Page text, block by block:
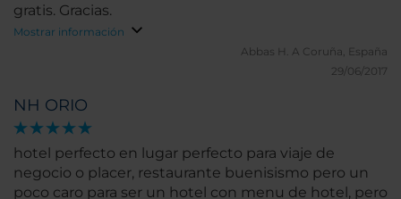
NH ORIO
hotel perfecto en lugar perfecto para viaje de
negocio o placer, restaurante buenisismo pero un
poco caro para ser un hotel con menu de hotel, pero
gratis. Gracias.
Mostrar información
Abbas H. A Coruña, España
29/06/2017